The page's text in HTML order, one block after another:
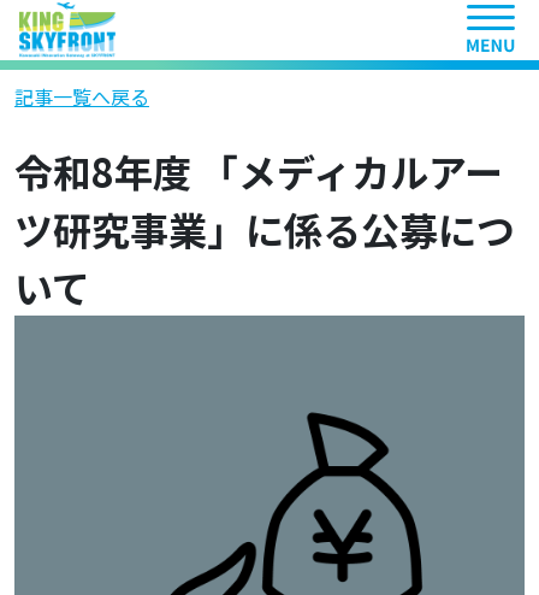
ヘッ
記事一覧へ戻る
令和8年度 「メディカルアー
ツ研究事業」に係る公募につ
いて